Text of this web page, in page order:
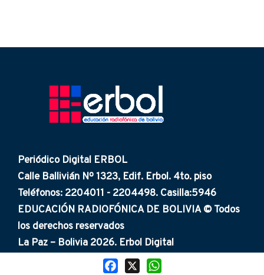
Facebook
Periódico Digital ERBOL
Calle Ballivián Nº 1323, Edif. Erbol. 4to. piso
Teléfonos: 2204011 - 2204498. Casilla:5946
EDUCACIÓN RADIOFÓNICA DE BOLIVIA © Todos
los derechos reservados
La Paz – Bolivia 2026. Erbol Digital